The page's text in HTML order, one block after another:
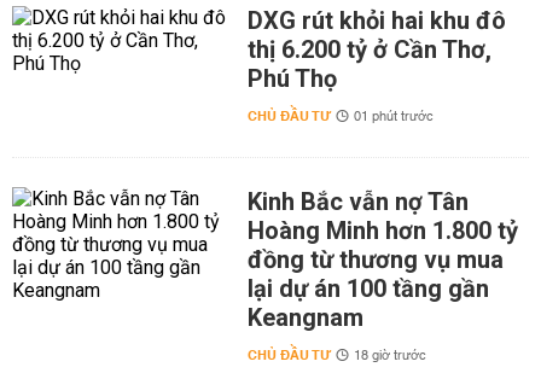
DXG rút khỏi hai khu đô
thị 6.200 tỷ ở Cần Thơ,
Phú Thọ
CHỦ ĐẦU TƯ 01 phút trước
Kinh Bắc vẫn nợ Tân
Hoàng Minh hơn 1.800 tỷ
đồng từ thương vụ mua
lại dự án 100 tầng gần
Keangnam
CHỦ ĐẦU TƯ 18 giờ trước